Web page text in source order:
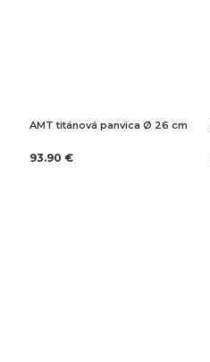
AMT titánová panvica Ø 26 cm
93.90 €